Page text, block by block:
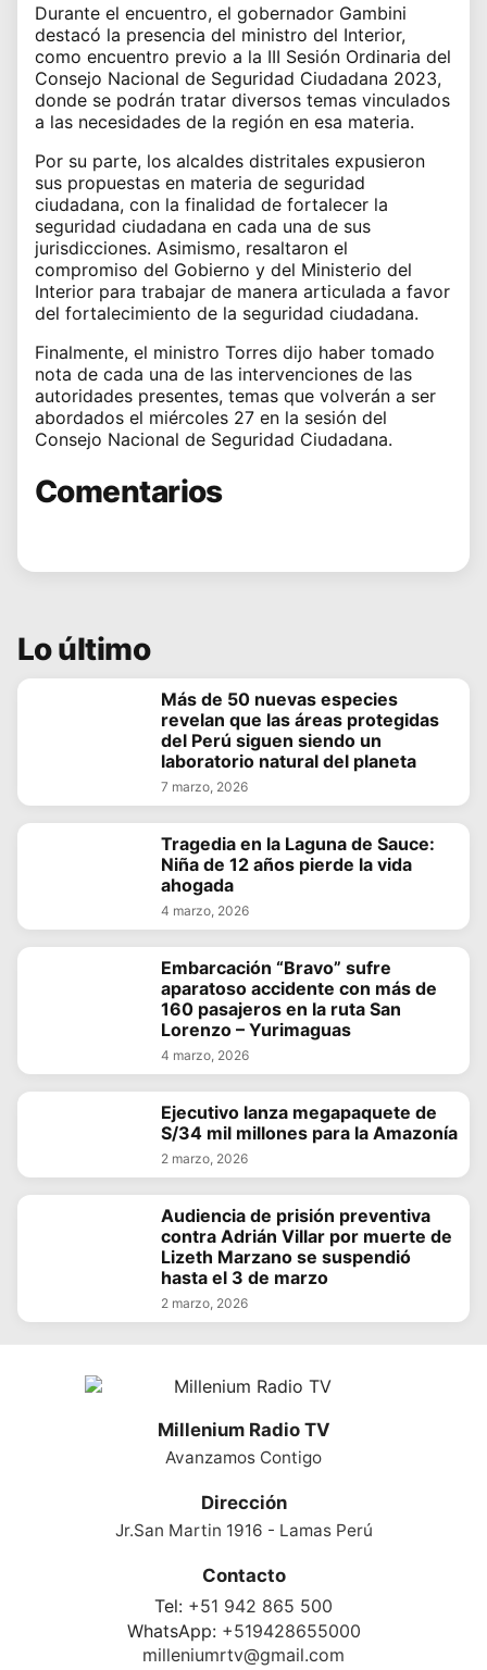
Durante el encuentro, el gobernador Gambini
destacó la presencia del ministro del Interior,
como encuentro previo a la III Sesión Ordinaria del
Consejo Nacional de Seguridad Ciudadana 2023,
donde se podrán tratar diversos temas vinculados
a las necesidades de la región en esa materia.
Por su parte, los alcaldes distritales expusieron
sus propuestas en materia de seguridad
ciudadana, con la finalidad de fortalecer la
seguridad ciudadana en cada una de sus
jurisdicciones. Asimismo, resaltaron el
compromiso del Gobierno y del Ministerio del
Interior para trabajar de manera articulada a favor
del fortalecimiento de la seguridad ciudadana.
Finalmente, el ministro Torres dijo haber tomado
nota de cada una de las intervenciones de las
autoridades presentes, temas que volverán a ser
abordados el miércoles 27 en la sesión del
Consejo Nacional de Seguridad Ciudadana.
Comentarios
Lo último
Más de 50 nuevas especies
revelan que las áreas protegidas
del Perú siguen siendo un
laboratorio natural del planeta
7 marzo, 2026
Tragedia en la Laguna de Sauce:
Niña de 12 años pierde la vida
ahogada
4 marzo, 2026
Embarcación “Bravo” sufre
aparatoso accidente con más de
160 pasajeros en la ruta San
Lorenzo – Yurimaguas
4 marzo, 2026
Ejecutivo lanza megapaquete de
S/34 mil millones para la Amazonía
2 marzo, 2026
Audiencia de prisión preventiva
contra Adrián Villar por muerte de
Lizeth Marzano se suspendió
hasta el 3 de marzo
2 marzo, 2026
Millenium Radio TV
Avanzamos Contigo
Dirección
Jr.San Martin 1916 - Lamas Perú
Contacto
Tel: +51 942 865 500
WhatsApp: +519428655000
milleniumrtv@gmail.com